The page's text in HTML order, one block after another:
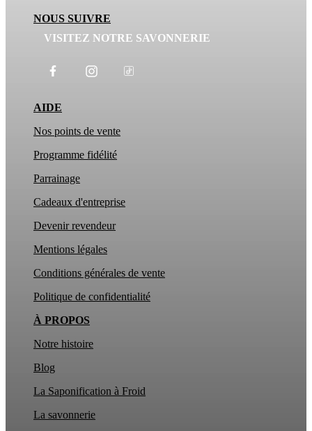
À PROPOS
Notre histoire
Blog
La Saponification à Froid
La savonnerie
AIDE
Nos points de vente
Programme fidélité
Parrainage
Cadeaux d'entreprise
Devenir revendeur
Mentions légales
Conditions générales de vente
Politique de confidentialité
NOUS SUIVRE
VISITEZ NOTRE SAVONNERIE